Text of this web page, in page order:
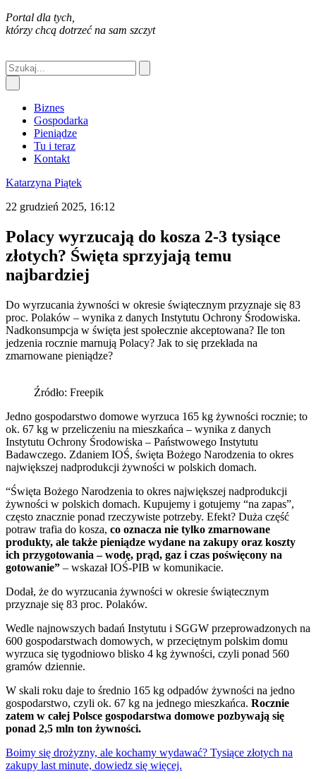
Portal dla tych,
którzy chcą dotrzeć na sam szczyt
Biznes
Gospodarka
Pieniądze
Tu i teraz
Kontakt
Katarzyna Piątek
22 grudzień 2025, 16:12
Polacy wyrzucają do kosza 2-3 tysiące
złotych? Święta sprzyjają temu
najbardziej
Do wyrzucania żywności w okresie świątecznym przyznaje się 83
proc. Polaków – wynika z danych Instytutu Ochrony Środowiska.
Nadkonsumpcja w święta jest społecznie akceptowana? Ile ton
jedzenia rocznie marnują Polacy? Jak to się przekłada na
zmarnowane pieniądze?
Źródło: Freepik
Jedno gospodarstwo domowe wyrzuca 165 kg żywności rocznie; to
ok. 67 kg w przeliczeniu na mieszkańca – wynika z danych
Instytutu Ochrony Środowiska – Państwowego Instytutu
Badawczego. Zdaniem IOŚ, święta Bożego Narodzenia to okres
największej nadprodukcji żywności w polskich domach.
“Święta Bożego Narodzenia to okres największej nadprodukcji
żywności w polskich domach. Kupujemy i gotujemy “na zapas”,
często znacznie ponad rzeczywiste potrzeby. Efekt? Duża część
potraw trafia do kosza, co oznacza nie tylko zmarnowane
produkty, ale także pieniądze wydane na zakupy oraz koszty
ich przygotowania – wodę, prąd, gaz i czas poświęcony na
gotowanie” – wskazał IOŚ-PIB w komunikacie.
Dodał, że do wyrzucania żywności w okresie świątecznym
przyznaje się 83 proc. Polaków.
Wedle najnowszych badań Instytutu i SGGW przeprowadzonych na
600 gospodarstwach domowych, w przeciętnym polskim domu
wyrzuca się tygodniowo blisko 4 kg żywności, czyli ponad 560
gramów dziennie.
W skali roku daje to średnio 165 kg odpadów żywności na jedno
gospodarstwo, czyli ok. 67 kg na jednego mieszkańca. Rocznie
zatem w całej Polsce gospodarstwa domowe pozbywają się
ponad 2,5 mln ton żywności.
Boimy się drożyzny, ale kochamy wydawać? Tysiące złotych na
zakupy last minute, dowiedz się więcej.